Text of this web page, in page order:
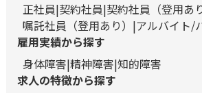
正社員 契約社員 契約社員（登用あり
嘱託社員（登用あり）
アルバイト/
雇用実績から探す
身体障害 精神障害 知的障害
求人の特徴から探す